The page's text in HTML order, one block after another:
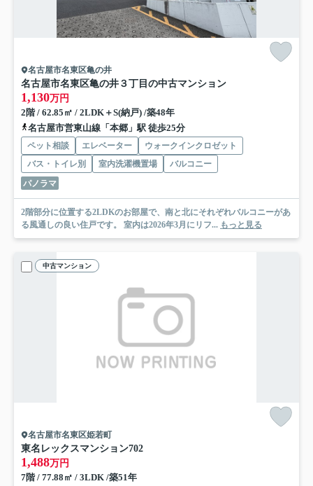
名古屋市名東区亀の井
名古屋市名東区亀の井３丁目の中古マンション
1,130万円
2階 / 62.85㎡ / 2LDK＋S(納戸) /築48年
名古屋市営東山線「本郷」駅 徒歩25分
ペット相談 エレベーター
ウォークインクロゼット
バス・トイレ別
室内洗濯機置場
バルコニー
パノラマ
2階部分に位置する2LDKのお部屋で、南と北にそれぞれバルコニーがあ
る風通しの良い住戸です。 室内は2026年3月にリフ... もっと見る
中古マンション
名古屋市名東区姫若町
東名レックスマンション702
1,488万円
7階 / 77.88㎡ / 3LDK /築51年